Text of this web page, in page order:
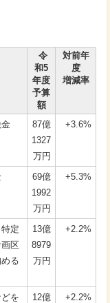
令
和5
年度
予算
額
対前年
度
増減率
87億
1327
万円
+3.6%
69億
1992
万円
+5.3%
定
区
る
13億
8979
万円
+2.2%
を
12億
+2.2%